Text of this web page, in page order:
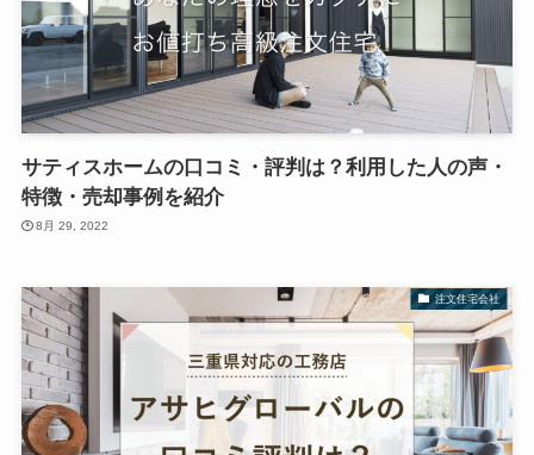
サティスホームの口コミ・評判は？利用した人の声・
特徴・売却事例を紹介
8月 29, 2022
注文住宅会社